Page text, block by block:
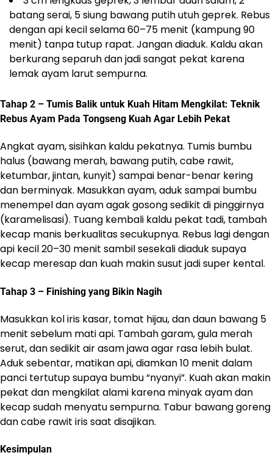
batang serai, 5 siung bawang putih utuh geprek. Rebus
dengan api kecil selama 60–75 menit (kampung 90
menit) tanpa tutup rapat. Jangan diaduk. Kaldu akan
berkurang separuh dan jadi sangat pekat karena
lemak ayam larut sempurna.
Tahap 2 – Tumis Balik untuk Kuah Hitam Mengkilat: Teknik
Rebus Ayam Pada Tongseng Kuah Agar Lebih Pekat
Angkat ayam, sisihkan kaldu pekatnya. Tumis bumbu
halus (bawang merah, bawang putih, cabe rawit,
ketumbar, jintan, kunyit) sampai benar-benar kering
dan berminyak. Masukkan ayam, aduk sampai bumbu
menempel dan ayam agak gosong sedikit di pinggirnya
(karamelisasi). Tuang kembali kaldu pekat tadi, tambah
kecap manis berkualitas secukupnya. Rebus lagi dengan
api kecil 20–30 menit sambil sesekali diaduk supaya
kecap meresap dan kuah makin susut jadi super kental.
Tahap 3 – Finishing yang Bikin Nagih
Masukkan kol iris kasar, tomat hijau, dan daun bawang 5
menit sebelum mati api. Tambah garam, gula merah
serut, dan sedikit air asam jawa agar rasa lebih bulat.
Aduk sebentar, matikan api, diamkan 10 menit dalam
panci tertutup supaya bumbu “nyanyi”. Kuah akan makin
pekat dan mengkilat alami karena minyak ayam dan
kecap sudah menyatu sempurna. Tabur bawang goreng
dan cabe rawit iris saat disajikan.
Kesimpulan